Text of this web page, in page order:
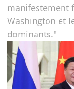
manifestement
Washington et
dominants."